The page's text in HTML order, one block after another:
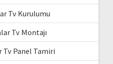
Tv Kurulumu
Tv Montajı
Tv Panel Tamiri